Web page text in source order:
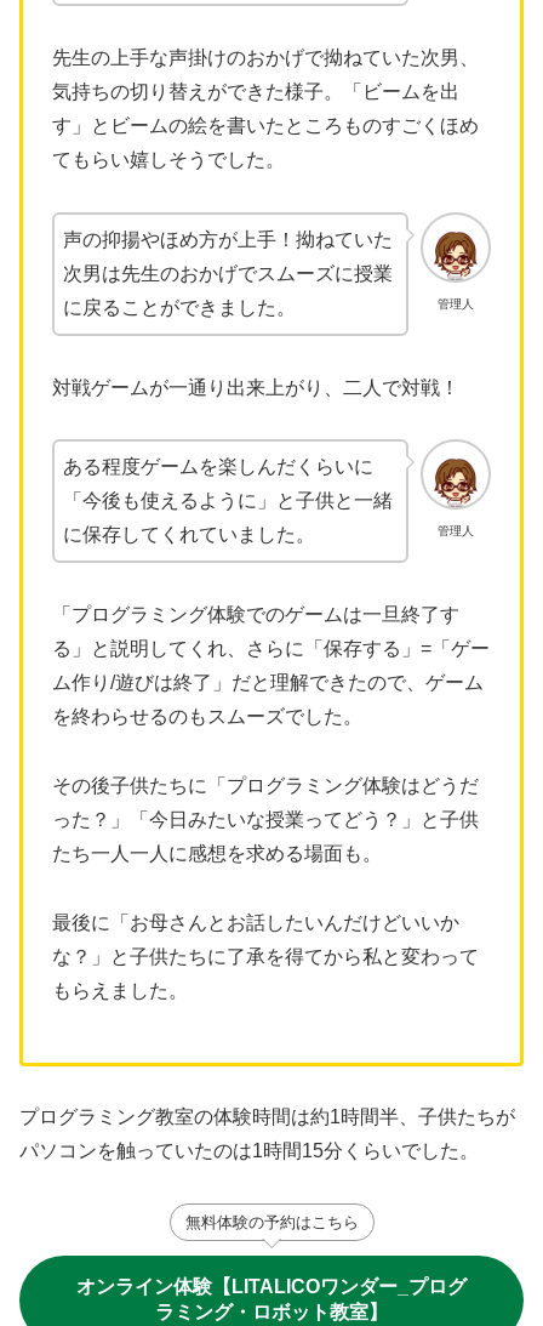
先生の上手な声掛けのおかげで拗ねていた次男、
気持ちの切り替えができた様子。「ビームを出
す」とビームの絵を書いたところものすごくほめ
てもらい嬉しそうでした。
管理人
声の抑揚やほめ方が上手！拗ねていた
次男は先生のおかげでスムーズに授業
に戻ることができました。
対戦ゲームが一通り出来上がり、二人で対戦！
管理人
ある程度ゲームを楽しんだくらいに
「今後も使えるように」と子供と一緒
に保存してくれていました。
「プログラミング体験でのゲームは一旦終了す
る」と説明してくれ、さらに「保存する」=「ゲー
ム作り/遊びは終了」だと理解できたので、ゲーム
を終わらせるのもスムーズでした。
その後子供たちに「プログラミング体験はどうだ
った？」「今日みたいな授業ってどう？」と子供
たち一人一人に感想を求める場面も。
最後に「お母さんとお話したいんだけどいいか
な？」と子供たちに了承を得てから私と変わって
もらえました。
プログラミング教室の体験時間は約1時間半、子供たちが
パソコンを触っていたのは1時間15分くらいでした。
無料体験の予約はこちら
オンライン体験【LITALICOワンダー_プログ
ラミング・ロボット教室】